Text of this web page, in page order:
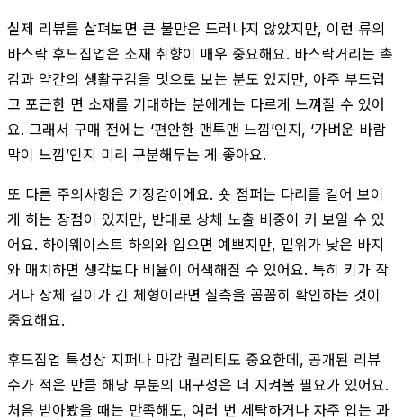
실제 리뷰를 살펴보면 큰 불만은 드러나지 않았지만, 이런 류의
바스락 후드집업은 소재 취향이 매우 중요해요. 바스락거리는 촉
감과 약간의 생활구김을 멋으로 보는 분도 있지만, 아주 부드럽
고 포근한 면 소재를 기대하는 분에게는 다르게 느껴질 수 있어
요. 그래서 구매 전에는 ‘편안한 맨투맨 느낌’인지, ‘가벼운 바람
막이 느낌’인지 미리 구분해두는 게 좋아요.
또 다른 주의사항은 기장감이에요. 숏 점퍼는 다리를 길어 보이
게 하는 장점이 있지만, 반대로 상체 노출 비중이 커 보일 수 있
어요. 하이웨이스트 하의와 입으면 예쁘지만, 밑위가 낮은 바지
와 매치하면 생각보다 비율이 어색해질 수 있어요. 특히 키가 작
거나 상체 길이가 긴 체형이라면 실측을 꼼꼼히 확인하는 것이
중요해요.
후드집업 특성상 지퍼나 마감 퀄리티도 중요한데, 공개된 리뷰
수가 적은 만큼 해당 부분의 내구성은 더 지켜볼 필요가 있어요.
처음 받아봤을 때는 만족해도, 여러 번 세탁하거나 자주 입는 과